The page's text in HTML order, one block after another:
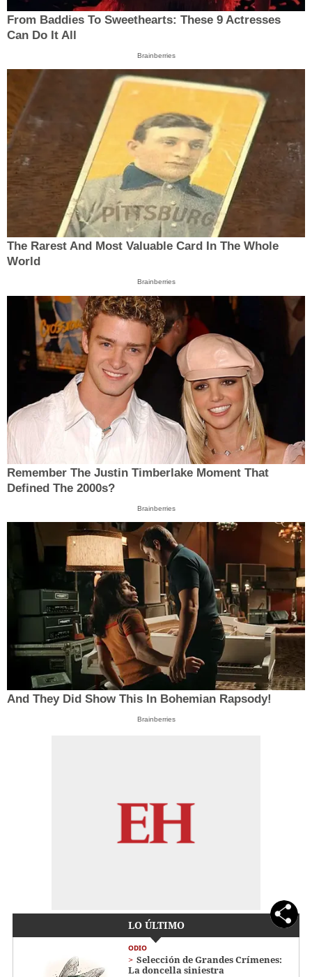
From Baddies To Sweethearts: These 9 Actresses
Can Do It All
Brainberries
The Rarest And Most Valuable Card In The Whole
World
Brainberries
Remember The Justin Timberlake Moment That
Defined The 2000s?
Brainberries
And They Did Show This In Bohemian Rapsody!
Brainberries
LO ÚLTIMO
ODIO
Selección de Grandes Crímenes:
La doncella siniestra